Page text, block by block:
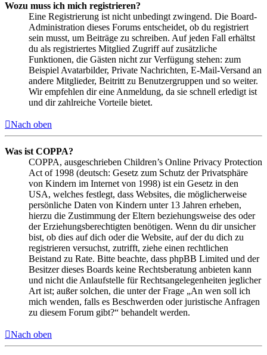
Wozu muss ich mich registrieren?
Eine Registrierung ist nicht unbedingt zwingend. Die Board-
Administration dieses Forums entscheidet, ob du registriert
sein musst, um Beiträge zu schreiben. Auf jeden Fall erhältst
du als registriertes Mitglied Zugriff auf zusätzliche
Funktionen, die Gästen nicht zur Verfügung stehen: zum
Beispiel Avatarbilder, Private Nachrichten, E-Mail-Versand an
andere Mitglieder, Beitritt zu Benutzergruppen und so weiter.
Wir empfehlen dir eine Anmeldung, da sie schnell erledigt ist
und dir zahlreiche Vorteile bietet.
Nach oben
Was ist COPPA?
COPPA, ausgeschrieben Children’s Online Privacy Protection
Act of 1998 (deutsch: Gesetz zum Schutz der Privatsphäre
von Kindern im Internet von 1998) ist ein Gesetz in den
USA, welches festlegt, dass Websites, die möglicherweise
persönliche Daten von Kindern unter 13 Jahren erheben,
hierzu die Zustimmung der Eltern beziehungsweise des oder
der Erziehungsberechtigten benötigen. Wenn du dir unsicher
bist, ob dies auf dich oder die Website, auf der du dich zu
registrieren versuchst, zutrifft, ziehe einen rechtlichen
Beistand zu Rate. Bitte beachte, dass phpBB Limited und der
Besitzer dieses Boards keine Rechtsberatung anbieten kann
und nicht die Anlaufstelle für Rechtsangelegenheiten jeglicher
Art ist; außer solchen, die unter der Frage „An wen soll ich
mich wenden, falls es Beschwerden oder juristische Anfragen
zu diesem Forum gibt?“ behandelt werden.
Nach oben